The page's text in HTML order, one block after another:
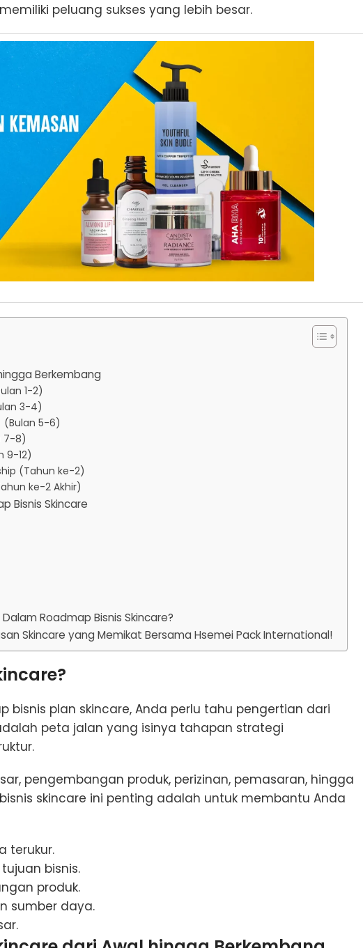
peluang sukses yang lebih besar.
Berkembang
1-2)
3-4)
(Bulan 5-6)
7-8)
9-12)
(Tahun ke-2)
ke-2 Akhir)
Bisnis Skincare
Roadmap Bisnis Skincare?
Skincare yang Memikat Bersama Hsemei Pack International!
plan skincare, Anda perlu tahu pengertian dari
peta jalan yang isinya tahapan strategi
pengembangan produk, perizinan, pemasaran, hingga
skincare ini penting adalah untuk membantu Anda
terukur.
bisnis.
produk.
sumber daya.